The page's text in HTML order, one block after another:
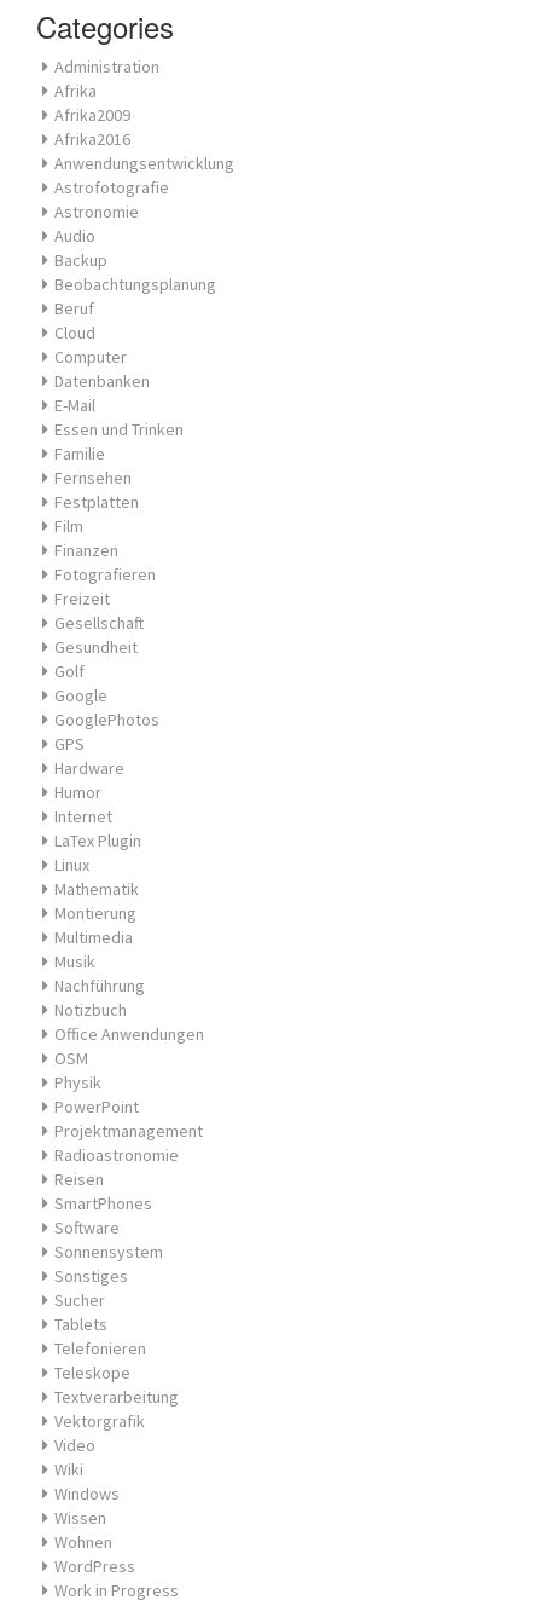
Categories
Administration
Afrika
Afrika2009
Afrika2016
Anwendungsentwicklung
Astrofotografie
Astronomie
Audio
Backup
Beobachtungsplanung
Beruf
Cloud
Computer
Datenbanken
E-Mail
Essen und Trinken
Familie
Fernsehen
Festplatten
Film
Finanzen
Fotografieren
Freizeit
Gesellschaft
Gesundheit
Golf
Google
GooglePhotos
GPS
Hardware
Humor
Internet
LaTex Plugin
Linux
Mathematik
Montierung
Multimedia
Musik
Nachführung
Notizbuch
Office Anwendungen
OSM
Physik
PowerPoint
Projektmanagement
Radioastronomie
Reisen
SmartPhones
Software
Sonnensystem
Sonstiges
Sucher
Tablets
Telefonieren
Teleskope
Textverarbeitung
Vektorgrafik
Video
Wiki
Windows
Wissen
Wohnen
WordPress
Work in Progress